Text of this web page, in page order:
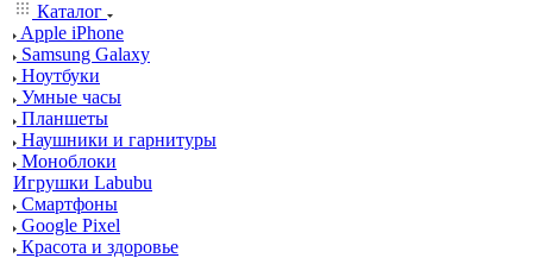
Каталог
Apple iPhone
Samsung Galaxy
Ноутбуки
Умные часы
Планшеты
Наушники и гарнитуры
Моноблоки
Игрушки Labubu
Смартфоны
Google Pixel
Красота и здоровье